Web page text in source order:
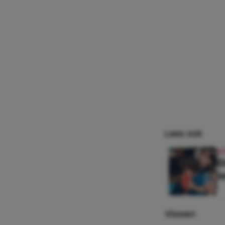
Lees ook
Vissen